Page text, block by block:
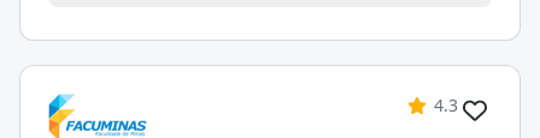
4.3